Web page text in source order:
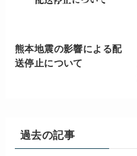
熊本地震の影響による配
送停止について
過去の記事